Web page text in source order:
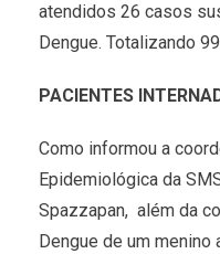
atendidos 26 casos
Dengue. Totalizando
PACIENTES
Como informou a
Epidemiológica da
Spazzapan, além da
Dengue de um